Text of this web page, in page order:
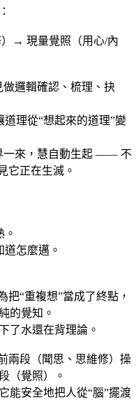
→ 現量覺照（用心/內
做邏輯確認、梳理、抉
理從“想起來的道理”變
一來，慧自動生起 —— 不
它正在生滅。
道怎麼邁。
把“重複想”當成了終點，
的覺知。
了水還在背理論。
兩段（聞思、思維修）操
（覺照）。
能安全地把人從“腦”擺渡